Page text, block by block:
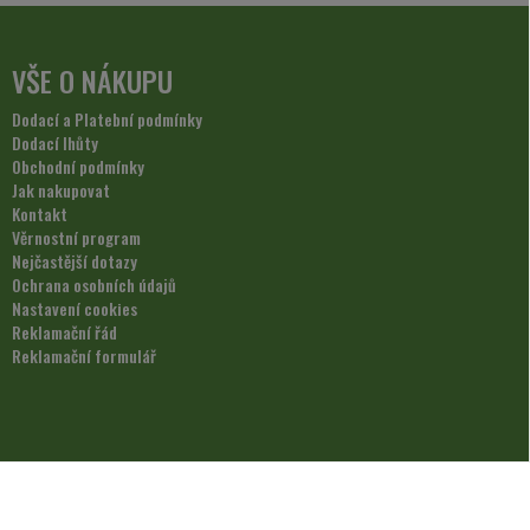
VŠE O NÁKUPU
Dodací a Platební podmínky
Dodací lhůty
Obchodní podmínky
Jak nakupovat
Kontakt
Věrnostní program
Nejčastější dotazy
Ochrana osobních údajů
Nastavení cookies
Reklamační řád
Reklamační formulář